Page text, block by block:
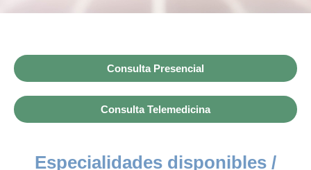
Consulta Presencial
Consulta Telemedicina
Especialidades disponibles /